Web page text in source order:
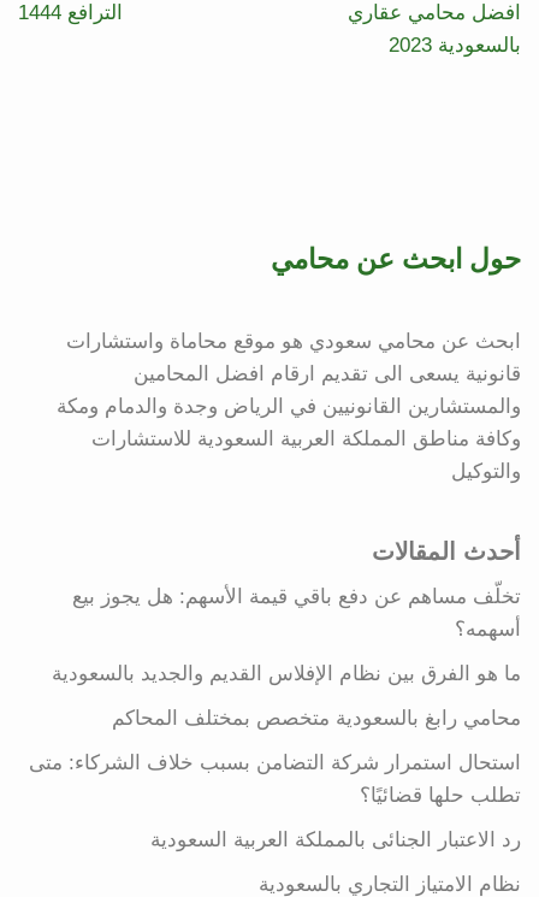
افضل محامي عقاري
بالسعودية 2023
الترافع 1444
حول ابحث عن محامي
ابحث عن محامي سعودي هو موقع محاماة واستشارات
قانونية يسعى الى تقديم ارقام افضل المحامين
والمستشارين القانونيين في الرياض وجدة والدمام ومكة
وكافة مناطق المملكة العربية السعودية للاستشارات
والتوكيل
أحدث المقالات
تخلّف مساهم عن دفع باقي قيمة الأسهم: هل يجوز بيع
أسهمه؟
ما هو الفرق بين نظام الإفلاس القديم والجديد بالسعودية
محامي رابغ بالسعودية متخصص بمختلف المحاكم
استحال استمرار شركة التضامن بسبب خلاف الشركاء: متى
تطلب حلها قضائيًا؟
رد الاعتبار الجنائى بالمملكة العربية السعودية
نظام الامتياز التجاري بالسعودية